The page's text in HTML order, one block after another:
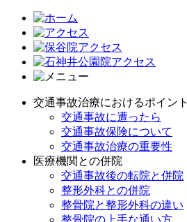
交通事故治療におけるポイント
交通事故に遭ったら
交通事故保険について
交通事故治療の重要性
医療機関との併院
交通事故後の転院と併院
整形外科との併院
整骨院と整形外科の違い
整骨院の上手な通い方